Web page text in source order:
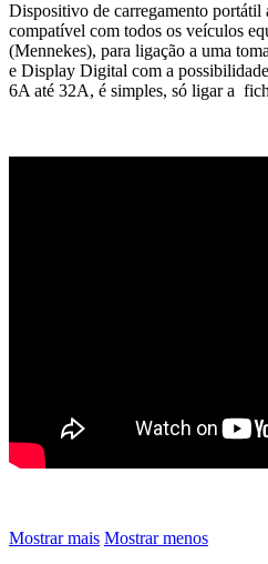
Dispositivo de carregamento portátil
compatível com todos os veículos
(Mennekes), para ligação a uma
e Display Digital com a
6A até 32A, é simples, só ligar a
Mostrar mais Mostrar menos